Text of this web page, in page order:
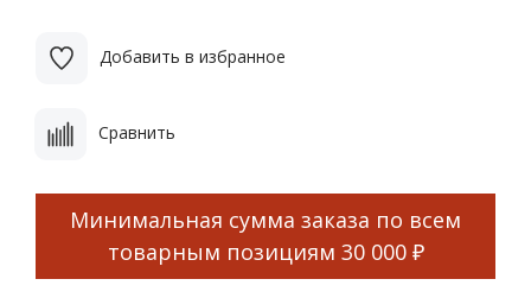
Добавить в избранное
Сравнить
Минимальная сумма заказа по всем
товарным позициям 30 000 ₽